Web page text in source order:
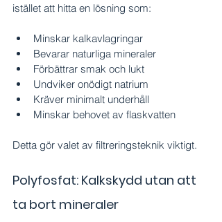
istället att hitta en lösning som:
Minskar kalkavlagringar
Bevarar naturliga mineraler
Förbättrar smak och lukt
Undviker onödigt natrium
Kräver minimalt underhåll
Minskar behovet av flaskvatten
Detta gör valet av filtreringsteknik viktigt.
Polyfosfat: Kalkskydd utan att
ta bort mineraler